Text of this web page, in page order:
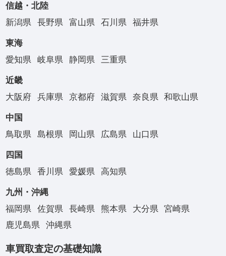
信越・北陸
新潟県
長野県 富山県 石川県 福井県
東海
愛知県
岐阜県 静岡県 三重県
近畿
大阪府
兵庫県 京都府 滋賀県 奈良県 和歌山県
中国
鳥取県
島根県 岡山県 広島県 山口県
四国
徳島県
香川県 愛媛県 高知県
九州・沖縄
福岡県
佐賀県 長崎県 熊本県 大分県
宮崎県
鹿児島県
沖縄県
車買取査定の基礎知識